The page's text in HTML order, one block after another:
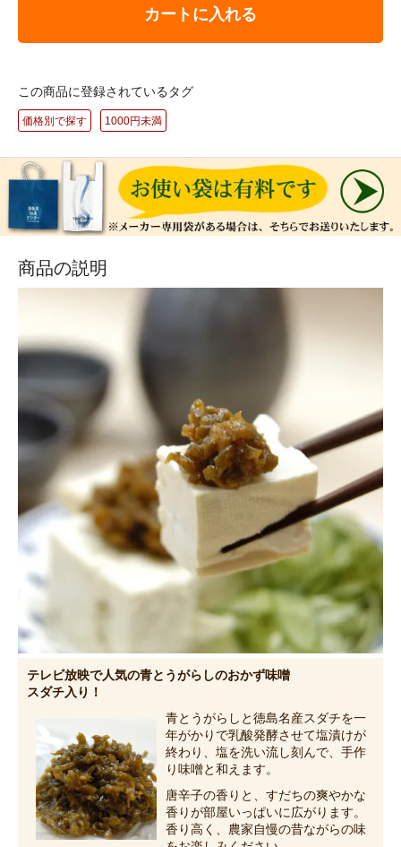
カートに入れる
この商品に登録されているタグ
価格別で探す 1000円未満
商品の説明
テレビ放映で人気の青とうがらしのおかず味噌
スダチ入り！
青とうがらしと徳島名産スダチを一
年がかりで乳酸発酵させて塩漬けが
終わり、塩を洗い流し刻んで、手作
り味噌と和えます。
唐辛子の香りと、すだちの爽やかな
香りが部屋いっぱいに広がります。
香り高く、農家自慢の昔ながらの味